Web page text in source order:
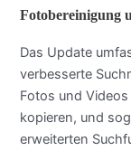
Fotobereinigung
Das Update
verbesserte
Fotos und
kopieren, und
erweiterten